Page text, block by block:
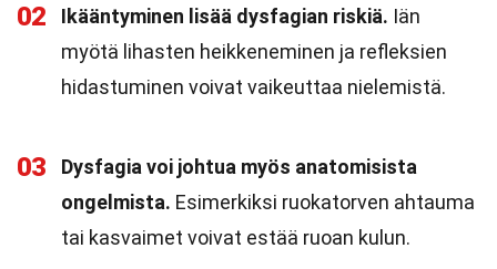
02 Ikääntyminen lisää dysfagian riskiä. Iän
myötä lihasten heikkeneminen ja refleksien
hidastuminen voivat vaikeuttaa nielemistä.
03
Dysfagia voi johtua myös anatomisista
ongelmista. Esimerkiksi ruokatorven ahtauma
tai kasvaimet voivat estää ruoan kulun.